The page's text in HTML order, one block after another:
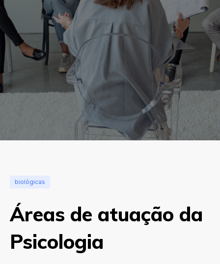
biológicas
Áreas de atuação da
Psicologia